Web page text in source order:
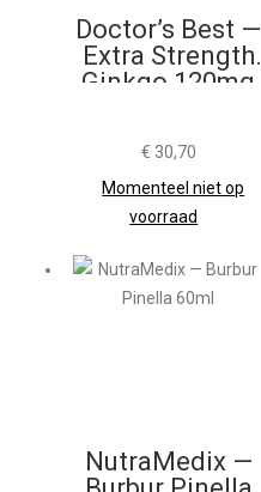
Doctor’s Best —
Extra Strength
Ginkgo 120mg
€ 30,70
Momenteel niet op
voorraad
NutraMedix —